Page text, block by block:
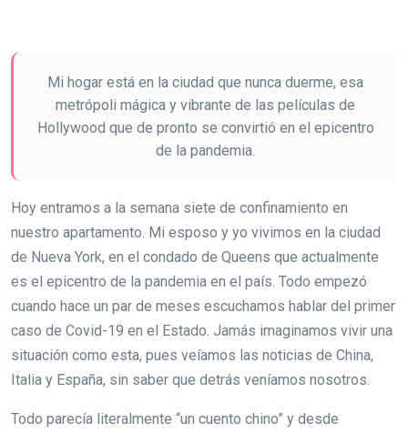
Mi hogar está en la ciudad que nunca duerme, esa
metrópoli mágica y vibrante de las películas de
Hollywood que de pronto se convirtió en el epicentro
de la pandemia.
Hoy entramos a la semana siete de confinamiento en
nuestro apartamento. Mi esposo y yo vivimos en la ciudad
de Nueva York, en el condado de Queens que actualmente
es el epicentro de la pandemia en el país. Todo empezó
cuando hace un par de meses escuchamos hablar del primer
caso de Covid-19 en el Estado. Jamás imaginamos vivir una
situación como esta, pues veíamos las noticias de China,
Italia y España, sin saber que detrás veníamos nosotros.
Todo parecía literalmente “un cuento chino” y desde